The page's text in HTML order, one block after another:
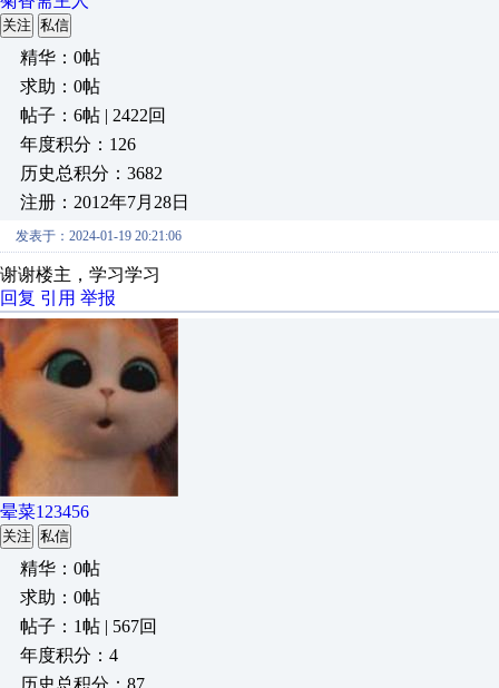
关注 私信
精华：0帖
求助：0帖
帖子：6帖 | 2422回
年度积分：126
历史总积分：3682
注册：2012年7月28日
发表于：2024-01-19 20:21:06
谢谢楼主，学习学习
回复 引用 举报
晕菜123456
关注 私信
精华：0帖
求助：0帖
帖子：1帖 | 567回
年度积分：4
历史总积分：87